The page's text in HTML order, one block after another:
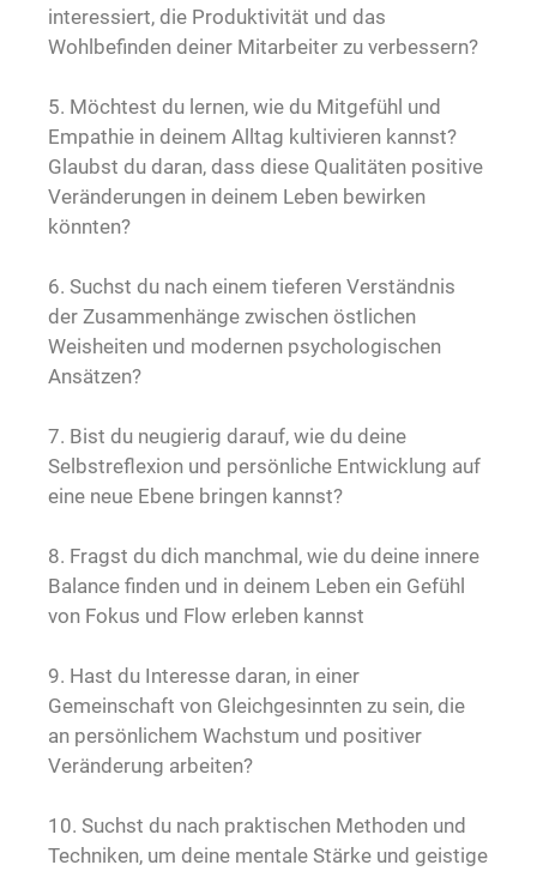
interessiert, die Produktivität und das
Wohlbefinden deiner Mitarbeiter zu verbessern?
5. Möchtest du lernen, wie du Mitgefühl und
Empathie in deinem Alltag kultivieren kannst?
Glaubst du daran, dass diese Qualitäten positive
Veränderungen in deinem Leben bewirken
könnten?
6. Suchst du nach einem tieferen Verständnis
der Zusammenhänge zwischen östlichen
Weisheiten und modernen psychologischen
Ansätzen?
7. Bist du neugierig darauf, wie du deine
Selbstreflexion und persönliche Entwicklung auf
eine neue Ebene bringen kannst?
8. Fragst du dich manchmal, wie du deine innere
Balance finden und in deinem Leben ein Gefühl
von Fokus und Flow erleben kannst
9. Hast du Interesse daran, in einer
Gemeinschaft von Gleichgesinnten zu sein, die
an persönlichem Wachstum und positiver
Veränderung arbeiten?
10. Suchst du nach praktischen Methoden und
Techniken, um deine mentale Stärke und geistige